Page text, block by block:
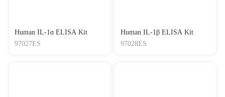
Human IL-1ɑ ELISA Kit
97027ES
Human IL-1β ELISA Kit
97028ES